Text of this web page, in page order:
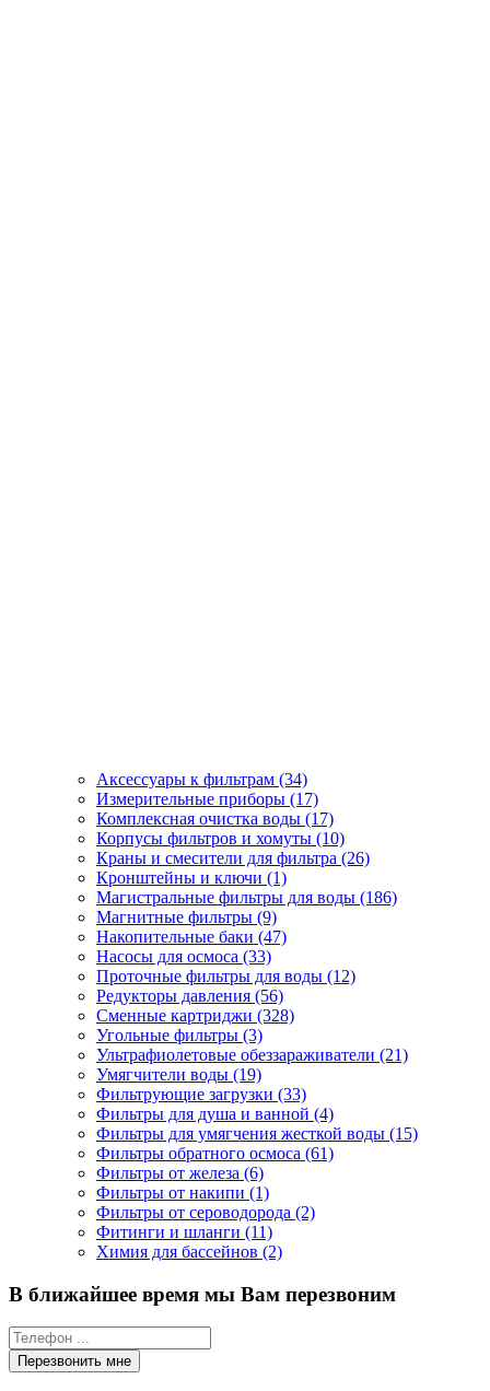
Аксессуары к фильтрам (34)
Измерительные приборы (17)
Комплексная очистка воды (17)
Корпусы фильтров и хомуты (10)
Краны и смесители для фильтра (26)
Кронштейны и ключи (1)
Магистральные фильтры для воды (186)
Магнитные фильтры (9)
Накопительные баки (47)
Насосы для осмоса (33)
Проточные фильтры для воды (12)
Редукторы давления (56)
Сменные картриджи (328)
Угольные фильтры (3)
Ультрафиолетовые обеззараживатели (21)
Умягчители воды (19)
Фильтрующие загрузки (33)
Фильтры для душа и ванной (4)
Фильтры для умягчения жесткой воды (15)
Фильтры обратного осмоса (61)
Фильтры от железа (6)
Фильтры от накипи (1)
Фильтры от сероводорода (2)
Фитинги и шланги (11)
Химия для бассейнов (2)
В ближайшее время мы Вам перезвоним